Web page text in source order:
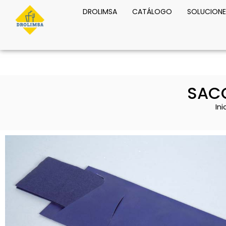
DROLIMSA CATÁLOGO